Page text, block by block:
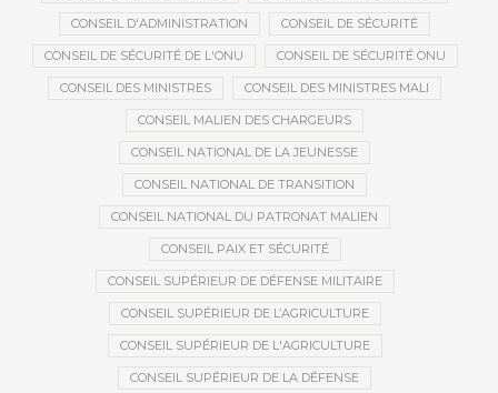
CONSEIL D'ADMINISTRATION CONSEIL DE SÉCURITÉ
CONSEIL DE SÉCURITÉ DE L'ONU CONSEIL DE SÉCURITÉ ONU
CONSEIL DES MINISTRES CONSEIL DES MINISTRES MALI
CONSEIL MALIEN DES CHARGEURS
CONSEIL NATIONAL DE LA JEUNESSE
CONSEIL NATIONAL DE TRANSITION
CONSEIL NATIONAL DU PATRONAT MALIEN
CONSEIL PAIX ET SÉCURITÉ
CONSEIL SUPÉRIEUR DE DÉFENSE MILITAIRE
CONSEIL SUPÉRIEUR DE L’AGRICULTURE
CONSEIL SUPÉRIEUR DE L'AGRICULTURE
CONSEIL SUPÉRIEUR DE LA DÉFENSE